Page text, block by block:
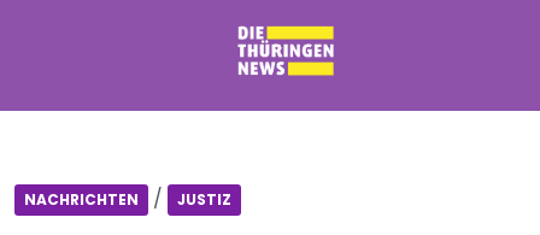
NACHRICHTEN / JUSTIZ